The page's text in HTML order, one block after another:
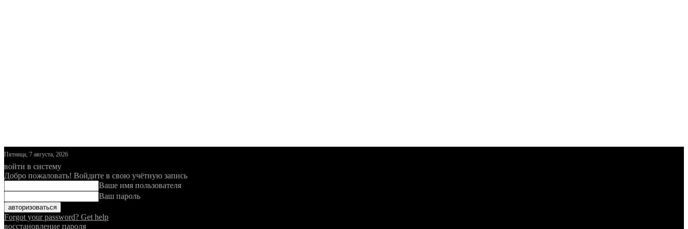
Пятница, 7 августа, 2026
войти в систему
Добро пожаловать! Войдите в свою учётную запись
Ваше имя пользователя
Ваш пароль
Forgot your password? Get help
восстановление пароля